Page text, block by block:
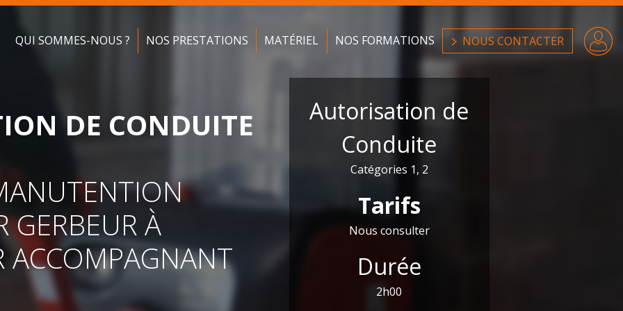
QUI SOMMES-NOUS ? NOS PRESTATIONS MATÉRIEL NOS FORMATIONS NOUS CONTACTER
DE CONDUITE
GERBEUR À
ACCOMPAGNANT
Autorisation de
Conduite
Catégories 1, 2
Tarifs
Nous consulter
Durée
2h00